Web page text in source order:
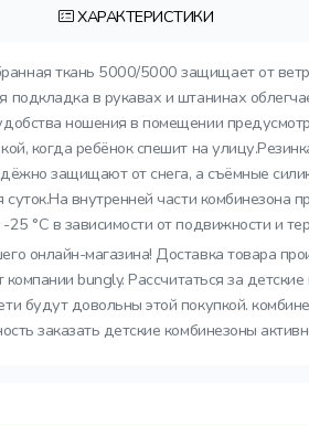
ХАРАКТЕРИСТИКИ
ткань 5000/5000 защищает от
в рукавах и штанинах
ношения в помещении
когда ребёнок спешит на
защищают от снега, а съёмные
внутренней части комбинезона
°C в зависимости от подвижности и
онлайн-магазина! Доставка товара
bungly. Рассчитаться за
довольны этой покупкой.
заказать детские комбинезоны